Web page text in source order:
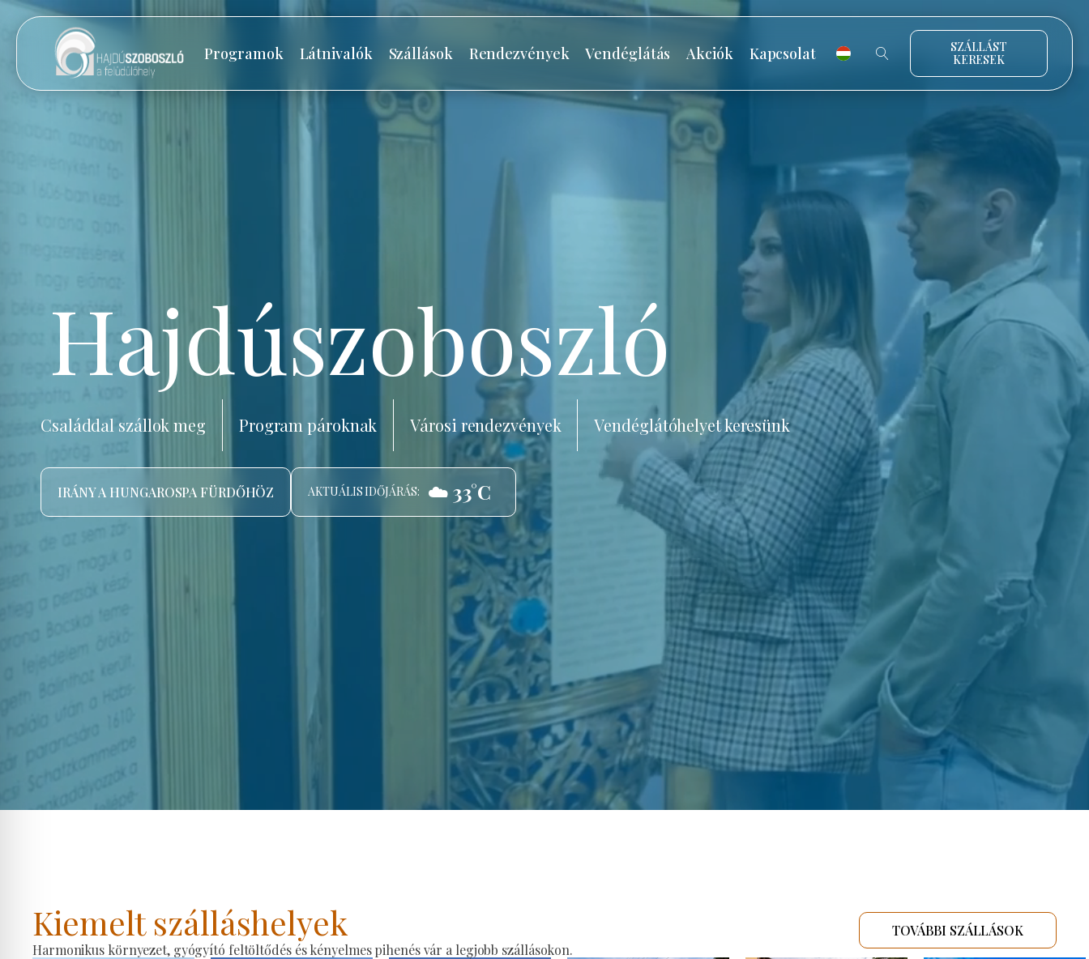
Programok Látnivalók Szállások Rendezvények Vendéglátás Akciók Kapcsolat
SZÁLLÁST
KERESEK
Hajdúszoboszló
Családdal szállok meg Program pároknak Városi rendezvények Vendéglátóhelyet keresünk
IRÁNY A HUNGAROSPA FÜRDŐHÖZ AKTUÁLIS IDŐJÁRÁS: ☁️ 33°C
Kiemelt szálláshelyek
Harmonikus környezet, gyógyító feltöltődés és kényelmes pihenés vár a legjobb szállásokon.
TOVÁBBI SZÁLLÁSOK